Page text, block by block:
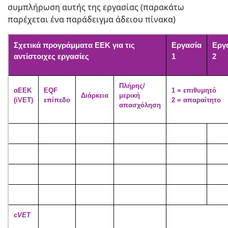
συμπλήρωση αυτής της εργασίας (παρακάτω
παρέχεται ένα παράδειγμα άδειου πίνακα)
Σχετικά προγράμματα ΕΕΚ για τις
αντίστοιχες εργασίες
Εργασία
1
2
αΕΕΚ
(iVET)
EQF
επίπεδο
Διάρκεια
Πλήρης/
μερική
απασχόληση
1 = επιθυμητό
2 = απαραίτητο
cVET